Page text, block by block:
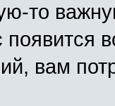
то
появится
вам